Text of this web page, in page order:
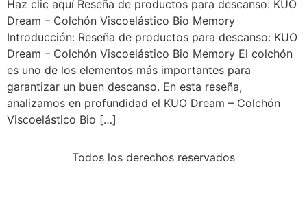
Haz clic aquí Reseña de productos para descanso: KUO
Dream – Colchón Viscoelástico Bio Memory
Introducción: Reseña de productos para descanso: KUO
Dream – Colchón Viscoelástico Bio Memory El colchón
es uno de los elementos más importantes para
garantizar un buen descanso. En esta reseña,
analizamos en profundidad el KUO Dream – Colchón
Viscoelástico Bio […]
Todos los derechos reservados